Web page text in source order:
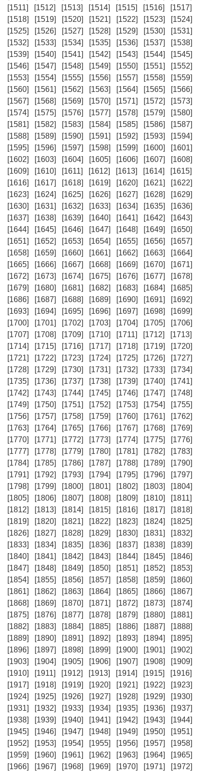
[1511]
[1512] [1513] [1514] [1515] [1516]
[1517]
[1518]
[1519] [1520] [1521] [1522] [1523]
[1524]
[1525]
[1526] [1527] [1528] [1529] [1530]
[1531]
[1532]
[1533] [1534] [1535] [1536] [1537]
[1538]
[1539]
[1540] [1541] [1542] [1543] [1544]
[1545]
[1546]
[1547] [1548] [1549] [1550] [1551]
[1552]
[1553]
[1554] [1555] [1556] [1557] [1558]
[1559]
[1560]
[1561] [1562] [1563] [1564] [1565]
[1566]
[1567]
[1568] [1569] [1570] [1571] [1572]
[1573]
[1574]
[1575] [1576] [1577] [1578] [1579]
[1580]
[1581]
[1582] [1583] [1584] [1585] [1586]
[1587]
[1588]
[1589] [1590] [1591] [1592] [1593]
[1594]
[1595]
[1596] [1597] [1598] [1599] [1600]
[1601]
[1602]
[1603] [1604] [1605] [1606] [1607]
[1608]
[1609]
[1610] [1611] [1612] [1613] [1614]
[1615]
[1616]
[1617] [1618] [1619] [1620] [1621]
[1622]
[1623]
[1624] [1625] [1626] [1627] [1628]
[1629]
[1630]
[1631] [1632] [1633] [1634] [1635]
[1636]
[1637]
[1638] [1639] [1640] [1641] [1642]
[1643]
[1644]
[1645] [1646] [1647] [1648] [1649]
[1650]
[1651]
[1652] [1653] [1654] [1655] [1656]
[1657]
[1658]
[1659] [1660] [1661] [1662] [1663]
[1664]
[1665]
[1666] [1667] [1668] [1669] [1670]
[1671]
[1672]
[1673] [1674] [1675] [1676] [1677]
[1678]
[1679]
[1680] [1681] [1682] [1683] [1684]
[1685]
[1686]
[1687] [1688] [1689] [1690] [1691]
[1692]
[1693]
[1694] [1695] [1696] [1697] [1698]
[1699]
[1700]
[1701] [1702] [1703] [1704] [1705]
[1706]
[1707]
[1708] [1709] [1710] [1711] [1712]
[1713]
[1714]
[1715] [1716] [1717] [1718] [1719]
[1720]
[1721]
[1722] [1723] [1724] [1725] [1726]
[1727]
[1728]
[1729] [1730] [1731] [1732] [1733]
[1734]
[1735]
[1736] [1737] [1738] [1739] [1740]
[1741]
[1742]
[1743] [1744] [1745] [1746] [1747]
[1748]
[1749]
[1750] [1751] [1752] [1753] [1754]
[1755]
[1756]
[1757] [1758] [1759] [1760] [1761]
[1762]
[1763]
[1764] [1765] [1766] [1767] [1768]
[1769]
[1770]
[1771] [1772] [1773] [1774] [1775]
[1776]
[1777]
[1778] [1779] [1780] [1781] [1782]
[1783]
[1784]
[1785] [1786] [1787] [1788] [1789]
[1790]
[1791]
[1792] [1793] [1794] [1795] [1796]
[1797]
[1798]
[1799] [1800] [1801] [1802] [1803]
[1804]
[1805]
[1806] [1807] [1808] [1809] [1810]
[1811]
[1812]
[1813] [1814] [1815] [1816] [1817]
[1818]
[1819]
[1820] [1821] [1822] [1823] [1824]
[1825]
[1826]
[1827] [1828] [1829] [1830] [1831]
[1832]
[1833]
[1834] [1835] [1836] [1837] [1838]
[1839]
[1840]
[1841] [1842] [1843] [1844] [1845]
[1846]
[1847]
[1848] [1849] [1850] [1851] [1852]
[1853]
[1854]
[1855] [1856] [1857] [1858] [1859]
[1860]
[1861]
[1862] [1863] [1864] [1865] [1866]
[1867]
[1868]
[1869] [1870] [1871] [1872] [1873]
[1874]
[1875]
[1876] [1877] [1878] [1879] [1880]
[1881]
[1882]
[1883] [1884] [1885] [1886] [1887]
[1888]
[1889]
[1890] [1891] [1892] [1893] [1894]
[1895]
[1896]
[1897] [1898] [1899] [1900] [1901]
[1902]
[1903]
[1904] [1905] [1906] [1907] [1908]
[1909]
[1910]
[1911] [1912] [1913] [1914] [1915]
[1916]
[1917]
[1918] [1919] [1920] [1921] [1922]
[1923]
[1924]
[1925] [1926] [1927] [1928] [1929]
[1930]
[1931]
[1932] [1933] [1934] [1935] [1936]
[1937]
[1938]
[1939] [1940] [1941] [1942] [1943]
[1944]
[1945]
[1946] [1947] [1948] [1949] [1950]
[1951]
[1952]
[1953] [1954] [1955] [1956] [1957]
[1958]
[1959]
[1960] [1961] [1962] [1963] [1964]
[1965]
[1966]
[1967] [1968] [1969] [1970] [1971]
[1972]